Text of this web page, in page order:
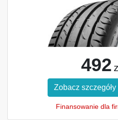
492
Zobacz szczegóły
Finansowanie dla